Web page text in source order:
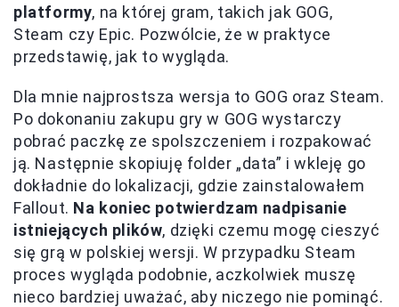
platformy, na której gram, takich jak GOG,
Steam czy Epic. Pozwólcie, że w praktyce
przedstawię, jak to wygląda.
Dla mnie najprostsza wersja to GOG oraz Steam.
Po dokonaniu zakupu gry w GOG wystarczy
pobrać paczkę ze spolszczeniem i rozpakować
ją. Następnie skopiuję folder „data” i wkleję go
dokładnie do lokalizacji, gdzie zainstalowałem
Fallout. Na koniec potwierdzam nadpisanie
istniejących plików, dzięki czemu mogę cieszyć
się grą w polskiej wersji. W przypadku Steam
proces wygląda podobnie, aczkolwiek muszę
nieco bardziej uważać, aby niczego nie pominąć.